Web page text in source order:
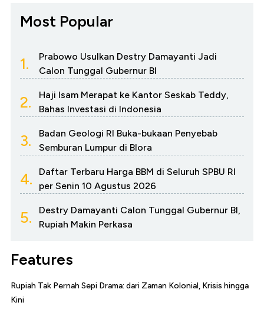
Most Popular
1.
Prabowo Usulkan Destry Damayanti Jadi
Calon Tunggal Gubernur BI
2.
Haji Isam Merapat ke Kantor Seskab Teddy,
Bahas Investasi di Indonesia
3.
Badan Geologi RI Buka-bukaan Penyebab
Semburan Lumpur di Blora
4.
Daftar Terbaru Harga BBM di Seluruh SPBU RI
per Senin 10 Agustus 2026
5.
Destry Damayanti Calon Tunggal Gubernur BI,
Rupiah Makin Perkasa
Features
Rupiah Tak Pernah Sepi Drama: dari Zaman Kolonial, Krisis hingga
Kini